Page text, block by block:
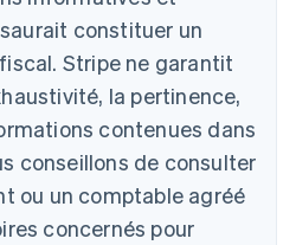
constituer un
Stripe ne garantit
la pertinence,
contenues dans
conseillons de consulter
ou un comptable agréé
concernés pour
English